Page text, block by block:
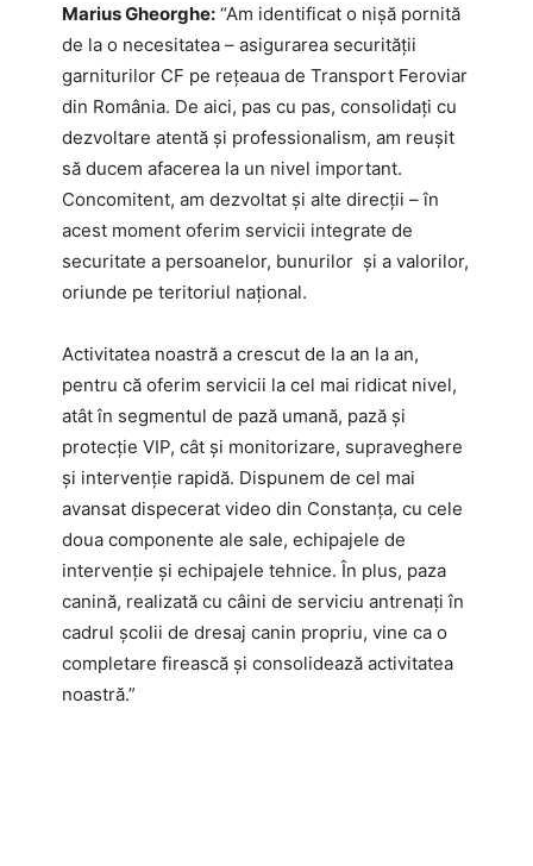
Marius Gheorghe: “Am identificat o nișă pornită
de la o necesitatea – asigurarea securității
garniturilor CF pe rețeaua de Transport Feroviar
din România. De aici, pas cu pas, consolidați cu
dezvoltare atentă și professionalism, am reușit
să ducem afacerea la un nivel important.
Concomitent, am dezvoltat și alte direcții – în
acest moment oferim servicii integrate de
securitate a persoanelor, bunurilor și a valorilor,
oriunde pe teritoriul național.
Activitatea noastră a crescut de la an la an,
pentru că oferim servicii la cel mai ridicat nivel,
atât în segmentul de pază umană, pază și
protecție VIP, cât și monitorizare, supraveghere
și intervenție rapidă. Dispunem de cel mai
avansat dispecerat video din Constanța, cu cele
doua componente ale sale, echipajele de
intervenție și echipajele tehnice. În plus, paza
canină, realizată cu câini de serviciu antrenați în
cadrul școlii de dresaj canin propriu, vine ca o
completare firească și consolidează activitatea
noastră.”